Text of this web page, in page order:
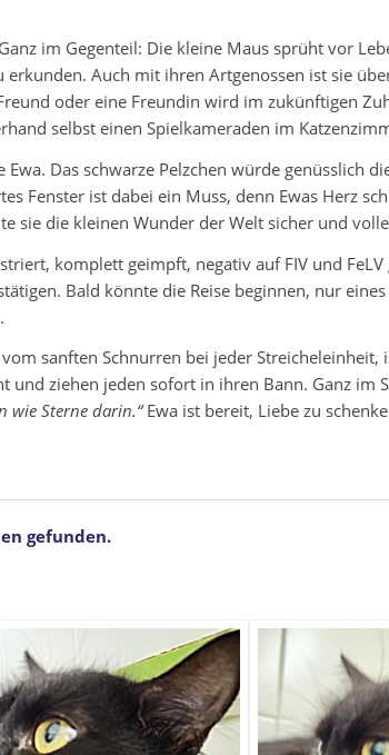
im Gegenteil: Die kleine Maus sprüht vor
Auch mit ihren Artgenossen ist sie
oder eine Freundin wird im zukünftigen
selbst einen Spielkameraden im
Das schwarze Pelzchen würde genüsslich
Fenster ist dabei ein Muss, denn Ewas Herz
sie die kleinen Wunder der Welt sicher und
komplett geimpft, negativ auf FIV und
Bald könnte die Reise beginnen, nur
sanften Schnurren bei jeder
und ziehen jeden sofort in ihren Bann. Ganz im
wie Sterne darin.“Ewa ist bereit, Liebe zu
gefunden.